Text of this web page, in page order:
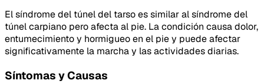
El síndrome del túnel del tarso es similar al síndrome del
túnel carpiano pero afecta al pie. La condición causa dolor,
entumecimiento y hormigueo en el pie y puede afectar
significativamente la marcha y las actividades diarias.
Síntomas y Causas